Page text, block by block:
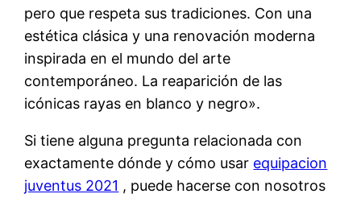
pero que respeta sus tradiciones. Con una
estética clásica y una renovación moderna
inspirada en el mundo del arte
contemporáneo. La reaparición de las
icónicas rayas en blanco y negro».
Si tiene alguna pregunta relacionada con
exactamente dónde y cómo usar equipacion
juventus 2021 , puede hacerse con nosotros